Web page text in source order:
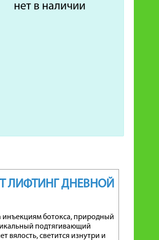
нет в наличии
ЛИФТИНГ ДНЕВНОЙ
инъекциям ботокса, природный
подтягивающий
вялость, светится изнутри и